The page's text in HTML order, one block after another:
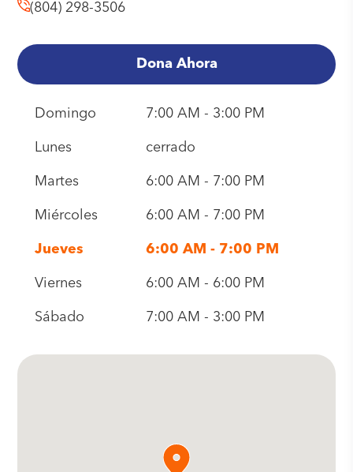
(804) 298-3506
Dona Ahora
Domingo 7:00 AM - 3:00 PM
Lunes cerrado
Martes 6:00 AM - 7:00 PM
Miércoles 6:00 AM - 7:00 PM
Jueves 6:00 AM - 7:00 PM
Viernes 6:00 AM - 6:00 PM
Sábado 7:00 AM - 3:00 PM